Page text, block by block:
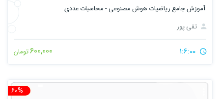
آموزش جامع ریاضیات هوش مصنوعی - محاسبات عددی
تقی پور
600,000تومان
60%